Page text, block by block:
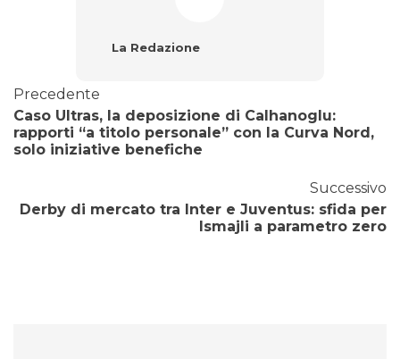
La Redazione
Precedente
Caso Ultras, la deposizione di Calhanoglu:
rapporti “a titolo personale” con la Curva Nord,
solo iniziative benefiche
Successivo
Derby di mercato tra Inter e Juventus: sfida per
Ismajli a parametro zero